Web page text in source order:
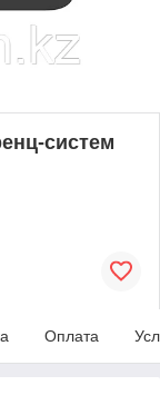
систем
Оплата